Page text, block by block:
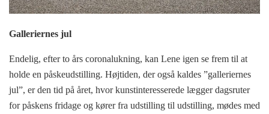
Galleriernes jul
Endelig, efter to års coronalukning, kan Lene igen se frem til at
holde en påskeudstilling. Højtiden, der også kaldes ”galleriernes
jul”, er den tid på året, hvor kunstinteresserede lægger dagsruter
for påskens fridage og kører fra udstilling til udstilling, mødes med